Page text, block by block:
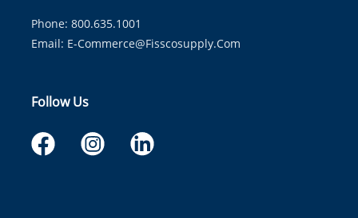
Phone: 800.635.1001
Email: E-Commerce@fisscosupply.com
Follow Us